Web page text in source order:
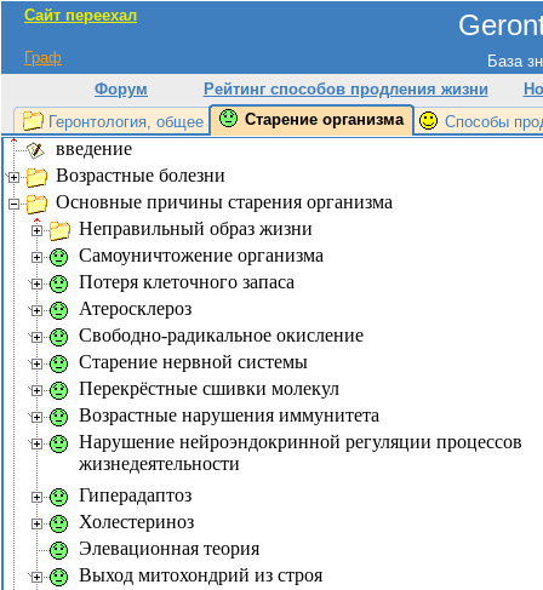
Сайт переехал
База
Граф
Форум
Рейтинг способов продления жизни
Геронтология, общее
Старение организма Способы
введение
Возрастные болезни
Основные причины старения организма
Неправильный образ жизни
Самоуничтожение организма
Потеря клеточного запаса
Атеросклероз
Свободно-радикальное окисление
Старение нервной системы
Перекрёстные сшивки молекул
Возрастные нарушения иммунитета
Нарушение нейроэндокринной регуляции процессов
жизнедеятельности
Гиперадаптоз
Холестериноз
Элевационная теория
Выход митохондрий из строя